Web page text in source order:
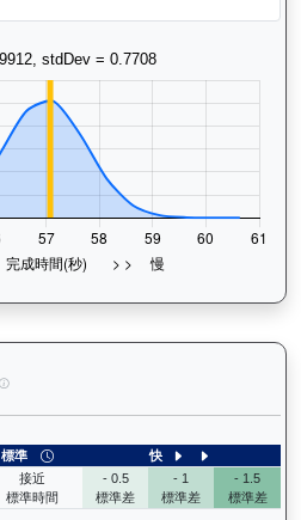
愛馬善（H155）— 速勢末腳加速能
標準
快
接近
標準時間
- 0.5
標準差
- 1
標準差
- 1.5
標準差